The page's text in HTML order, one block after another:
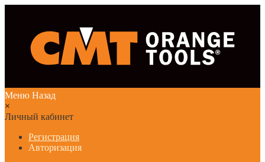
Меню Назад
×
Личный кабинет
Регистрация
Авторизация